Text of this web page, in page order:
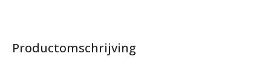
Productomschrijving